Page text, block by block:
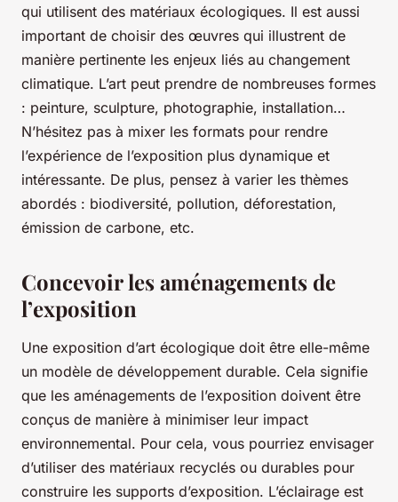
qui utilisent des matériaux écologiques. Il est aussi
important de choisir des œuvres qui illustrent de
manière pertinente les enjeux liés au changement
climatique. L’art peut prendre de nombreuses formes
: peinture, sculpture, photographie, installation…
N’hésitez pas à mixer les formats pour rendre
l’expérience de l’exposition plus dynamique et
intéressante. De plus, pensez à varier les thèmes
abordés : biodiversité, pollution, déforestation,
émission de carbone, etc.
Concevoir les aménagements de
l’exposition
Une exposition d’art écologique doit être elle-même
un modèle de développement durable. Cela signifie
que les aménagements de l’exposition doivent être
conçus de manière à minimiser leur impact
environnemental. Pour cela, vous pourriez envisager
d’utiliser des matériaux recyclés ou durables pour
construire les supports d’exposition. L’éclairage est